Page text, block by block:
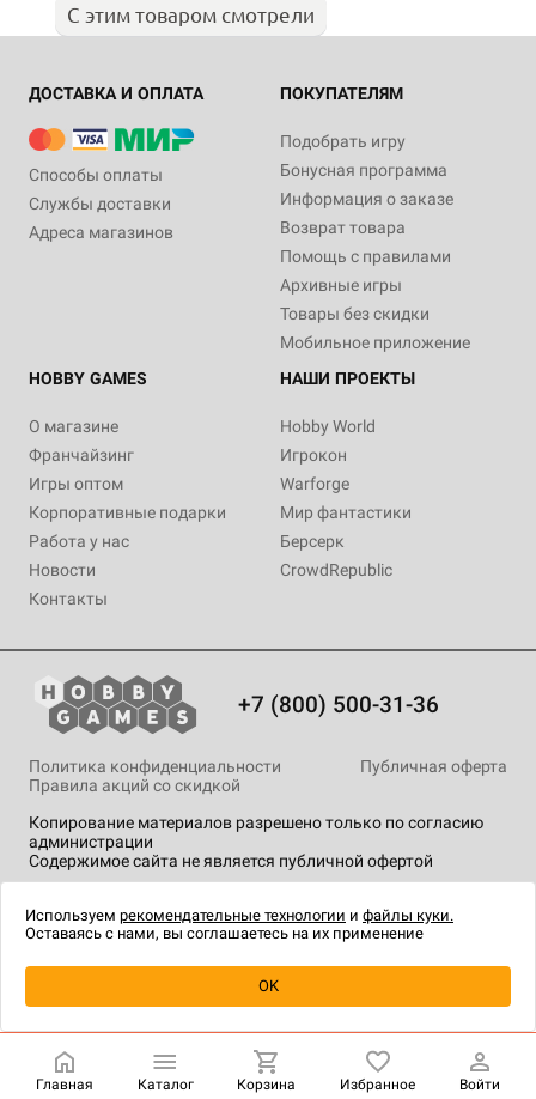
Уведомить о наличии
С этим товаром смотрели
ДОСТАВКА И ОПЛАТА
Способы оплаты
Службы доставки
Адреса магазинов
ПОКУПАТЕЛЯМ
Подобрать игру
Бонусная программа
Информация о заказе
Возврат товара
Помощь с правилами
Архивные игры
Товары без скидки
Мобильное приложение
HOBBY GAMES
О магазине
Франчайзинг
Игры оптом
Корпоративные подарки
Работа у нас
Новости
Контакты
НАШИ ПРОЕКТЫ
Hobby World
Игрокон
Warforge
Мир фантастики
Берсерк
CrowdRepublic
+7 (800) 500-31-36
Копирование материалов разрешено только по согласию
администрации
Содержимое сайта не является публичной офертой
Политика конфиденциальности
Публичная оферта
Правила акций со скидкой
технологии.
Главная Каталог Корзина Избранное Войти
Используем рекомендательные технологии и файлы куки.
Оставаясь с нами, вы соглашаетесь на их применение
OK